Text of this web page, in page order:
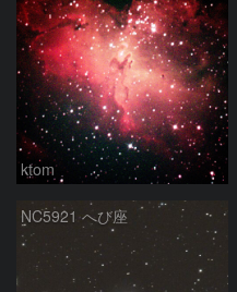
ktom
NC5921 へび座